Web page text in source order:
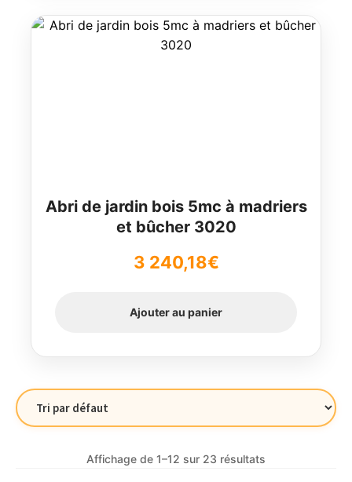
Abri de jardin bois 5mc à madriers
et bûcher 3020
3 240,18€
Ajouter au panier
Affichage de 1–12 sur 23 résultats